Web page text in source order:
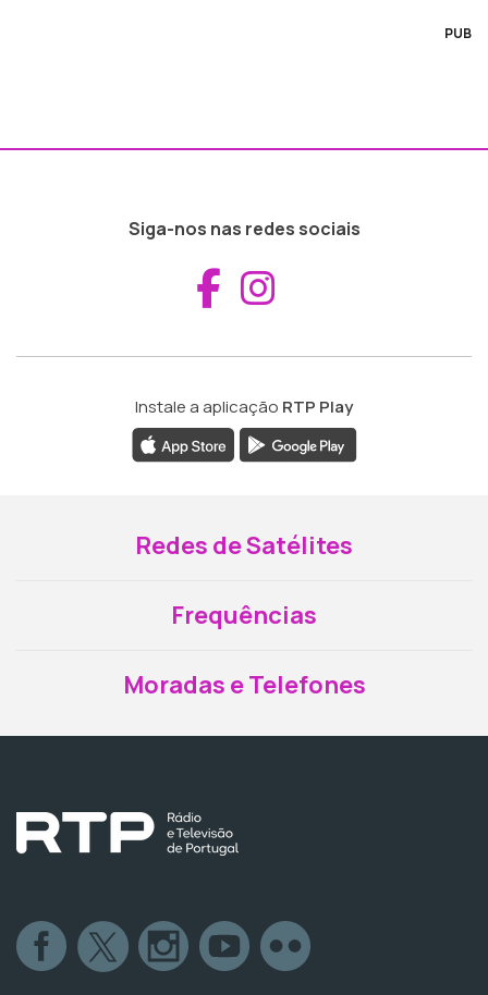
PUB
Siga-nos nas redes sociais
Aceder ao
Instale a aplicação RTP Play
Redes de Satélites
Frequências
Moradas e Telefones